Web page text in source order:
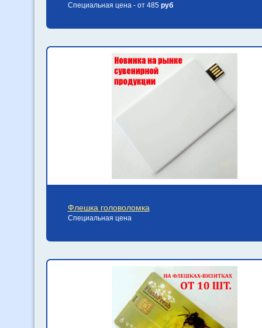
Специальная цена - от 485 руб
Флешка головоломка
Специальная цена